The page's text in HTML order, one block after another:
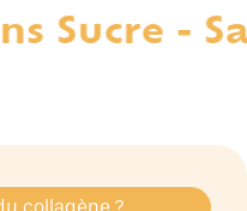
Sucre -
collagène ?